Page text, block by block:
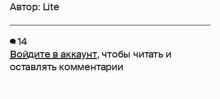
Автор: Lite
14
Войдите в аккаунт, чтобы читать и
оставлять комментарии